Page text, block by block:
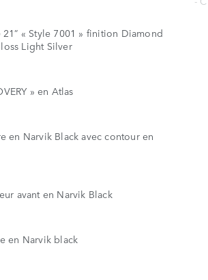
« Style 7001 » finition Diamond
Light Silver
» en Atlas
en Narvik Black avec contour en
avant en Narvik Black
en Narvik black